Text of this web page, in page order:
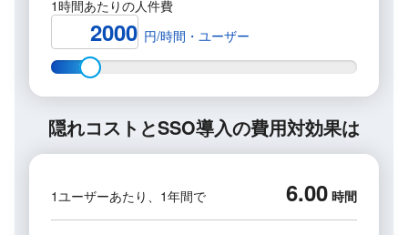
1時間​あたりの​人件費
円/時間・ユーザー
隠れコストと​SSO導入の​費用対効果は
1ユーザーあたり、​1年間で 6.00 時間